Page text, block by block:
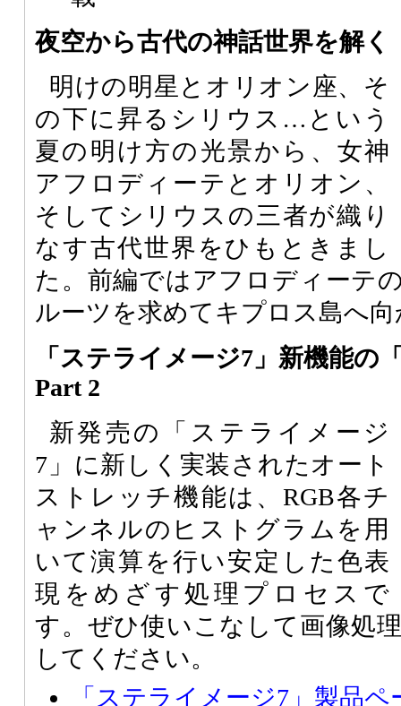
夜空から古代の神話世界を解く
明けの明星とオリオン座、そ
の下に昇るシリウス…という
夏の明け方の光景から、女神
アフロディーテとオリオン、
そしてシリウスの三者が織り
なす古代世界をひもときまし
た。前編ではアフロディーテ
ルーツを求めてキプロス島へ
「ステライメージ7」新機能の
Part 2
新発売の「ステライメージ
7」に新しく実装されたオート
ストレッチ機能は、RGB各チ
ャンネルのヒストグラムを用
いて演算を行い安定した色表
現をめざす処理プロセスで
す。ぜひ使いこなして画像処
してください。
「ステライメージ7」製品ペ